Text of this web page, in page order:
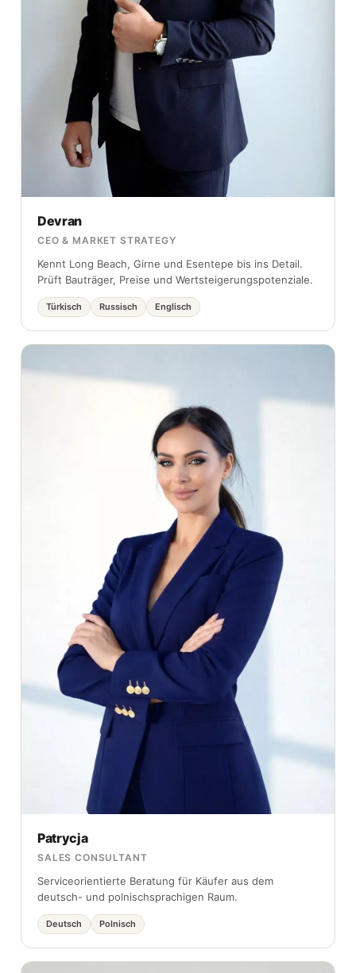
Devran
CEO & MARKET STRATEGY
Kennt Long Beach, Girne und Esentepe bis ins Detail.
Prüft Bauträger, Preise und Wertsteigerungspotenziale.
Türkisch Russisch Englisch
Patrycja
SALES CONSULTANT
Serviceorientierte Beratung für Käufer aus dem
deutsch- und polnischsprachigen Raum.
Deutsch Polnisch